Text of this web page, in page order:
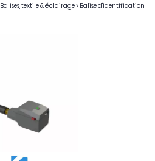
Balises, textile & éclairage> Balise d'identification